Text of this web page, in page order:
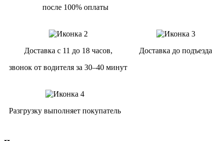
после 100% оплаты
Доставка с 11 до 18 часов,
звонок от водителя за 30–40 минут
Доставка до подъезда
Разгрузку выполняет покупатель